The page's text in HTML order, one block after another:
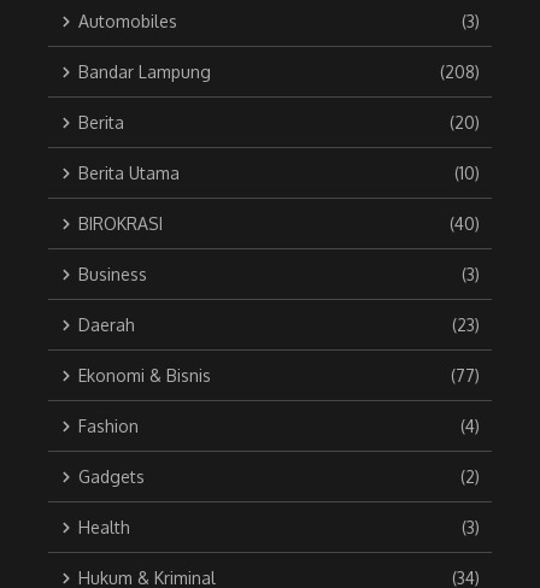
Automobiles (3)
Bandar Lampung (208)
Berita (20)
Berita Utama (10)
BIROKRASI (40)
Business (3)
Daerah (23)
Ekonomi & Bisnis (77)
Fashion (4)
Gadgets (2)
Health (3)
Hukum & Kriminal (34)